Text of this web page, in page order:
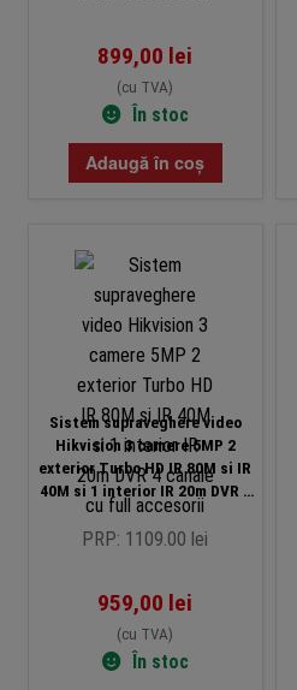
899,00 lei
(cu TVA)
În stoc
Adaugă în coș
Sistem supraveghere video
Hikvision 3 camere 5MP 2
exterior Turbo HD IR 80M si IR
40M si 1 interior IR 20m DVR 4
canale cu full accesorii
PRP: 1109.00 lei
959,00 lei
(cu TVA)
În stoc